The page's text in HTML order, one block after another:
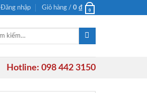
Đăng nhập Giỏ hàng / 0 ₫ 0
Hotline: 098 442 3150